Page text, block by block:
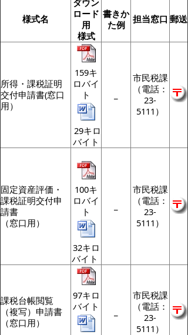
様式名
ロード
用
様式
書きか
た例
担当窓口 郵送
所得・課税証明
交付申請書(窓口
用）
159キ
ロバイ
ト
29キロ
バイト
市民税課
（電話：
23-
5111）
固定資産評価・
課税証明交付申
請書
（窓口用）
100キ
ロバイ
ト
32キロ
バイト
市民税課
（電話：
23-
5111）
課税台帳閲覧
（複写）申請書
（窓口用）
97キロ
バイト
市民税課
（電話：
23-
5111）